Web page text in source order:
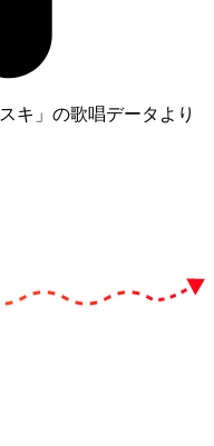
キ」の歌唱データより